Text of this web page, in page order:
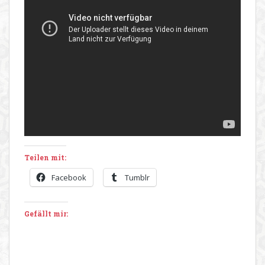
Teilen mit:
Facebook Tumblr
Gefällt mir: